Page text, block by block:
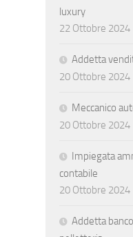
luxury
22 Ottobre 2024
Addetta
20 Ottobre 2024
Meccanico
20 Ottobre 2024
Impiegata
contabile
20 Ottobre 2024
Addetta